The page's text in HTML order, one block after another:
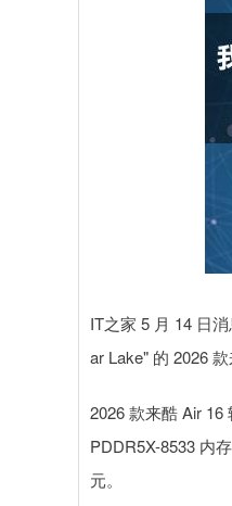
IT之家 5 月 14 日
ar Lake" 的 2026
2026 款来酷 Air 16
PDDR5X-8533 内
元。